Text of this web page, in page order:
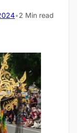
•2 Min read